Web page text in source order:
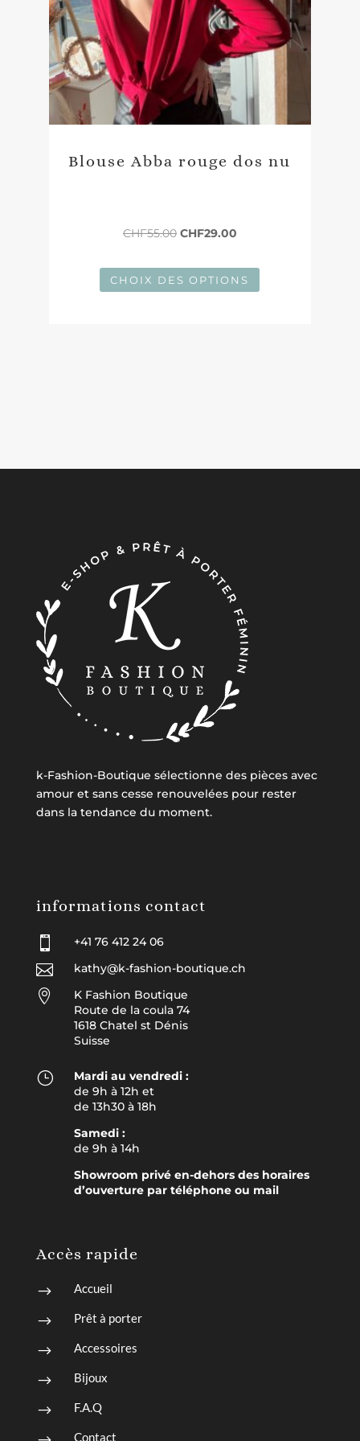
Blouse Abba rouge dos nu
CHF55.00 Le
initial
était :
CHF29.00Le
actuel
est :
CHOIX DES OPTIONS
k-Fashion-Boutique sélectionne des pièces avec
amour et sans cesse renouvelées pour rester
dans la tendance du moment.
informations contact
 +41 76 412 24 06
 kathy@k-fashion-boutique.ch

K Fashion Boutique
Route de la coula 74
1618 Chatel st Dénis
Suisse
}
Mardi au vendredi :
de 9h à 12h et
de 13h30 à 18h
Samedi :
de 9h à 14h
Showroom privé en-dehors des horaires
d’ouverture par téléphone ou mail
Accès rapide
$ Accueil
$ Prêt à porter
$ Accessoires
$ Bijoux
$ F.A.Q
Contact